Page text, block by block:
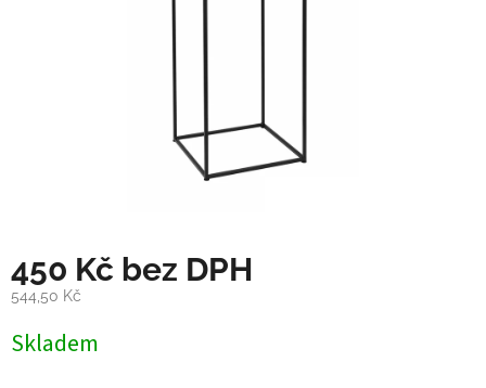
450 Kč bez DPH
544,50 Kč
cena:
Skladem